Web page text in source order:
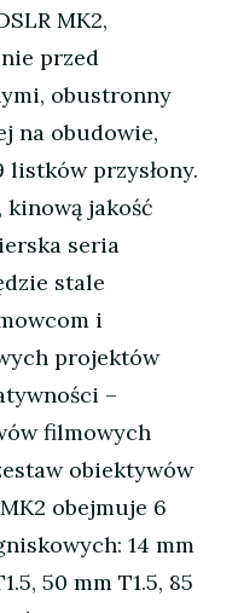
MK2,
przed
obustronny
na obudowie,
przysłony.
kinową jakość
seria
stale
i
projektów
–
filmowych
obiektywów
obejmuje 6
14 mm
50 mm T1.5, 85